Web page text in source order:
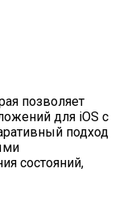
позволяет
для iOS с
подход
состояний,